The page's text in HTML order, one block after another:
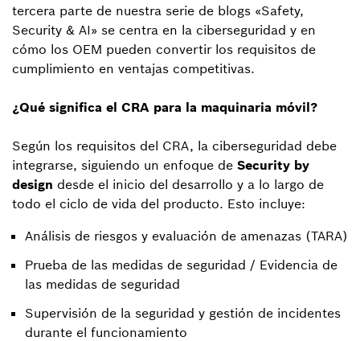
tercera parte de nuestra serie de blogs «Safety,
Security & AI» se centra en la ciberseguridad y en
cómo los OEM pueden convertir los requisitos de
cumplimiento en ventajas competitivas.
¿Qué significa el CRA para la maquinaria móvil?
Según los requisitos del CRA, la ciberseguridad debe
integrarse, siguiendo un enfoque de Security by
design desde el inicio del desarrollo y a lo largo de
todo el ciclo de vida del producto. Esto incluye:
Análisis de riesgos y evaluación de amenazas (TARA)
Prueba de las medidas de seguridad / Evidencia de
las medidas de seguridad
Supervisión de la seguridad y gestión de incidentes
durante el funcionamiento